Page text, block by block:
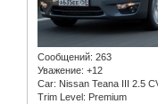
Сообщений: 263
Уважение: +12
Car: Nissan Teana III 2.5
Trim Level: Premium